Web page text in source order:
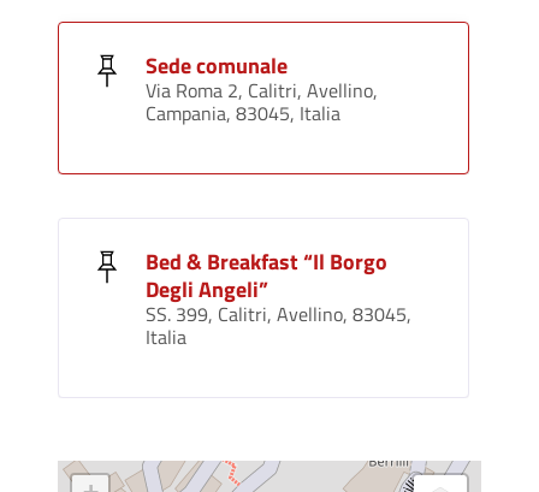
Sede comunale
Via Roma 2, Calitri, Avellino,
Campania, 83045, Italia
Bed & Breakfast “Il Borgo
Degli Angeli”
SS. 399, Calitri, Avellino, 83045,
Italia